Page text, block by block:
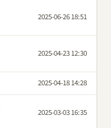
2025-06-26 18:51
2025-04-23 12:30
2025-04-18 14:28
2025-03-03 16:35